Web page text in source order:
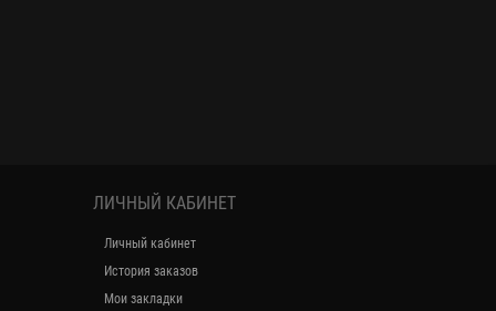
ЛИЧНЫЙ КАБИНЕТ
Личный кабинет
История заказов
Мои закладки